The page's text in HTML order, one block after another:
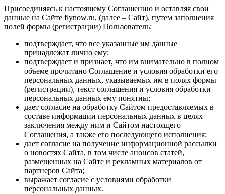
Присоединяясь к настоящему Соглашению и оставляя свои
данные на Сайте flynow.ru, (далее – Сайт), путем заполнения
полей формы (регистрации) Пользователь:
подтверждает, что все указанные им данные
принадлежат лично ему;
подтверждает и признает, что им внимательно в полном
объеме прочитано Соглашение и условия обработки его
персональных данных, указываемых им в полях формы
(регистрации), текст соглашения и условия обработки
персональных данных ему понятны;
дает согласие на обработку Сайтом предоставляемых в
составе информации персональных данных в целях
заключения между ним и Сайтом настоящего
Соглашения, а также его последующего исполнения;
дает согласие на получение информационной рассылки
о новостях Сайта, в том числе анонсов статей,
размещенных на Сайте и рекламных материалов от
партнеров Сайта;
выражает согласие с условиями обработки
персональных данных.